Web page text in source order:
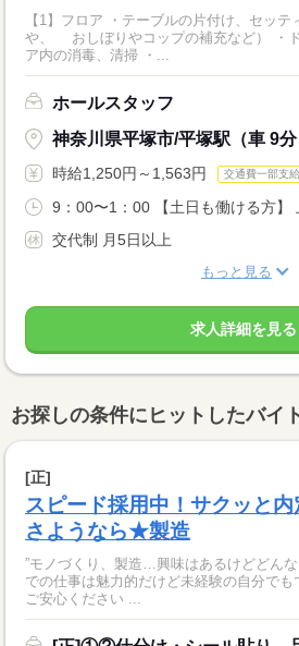
【1】フロア ・テーブルの片付け、セッ
や、 おしぼりやコップの補充など） ・
ア内の消毒、清掃 ・...
ホールスタッフ
神奈川県平塚市/平塚駅（車 9分
時給1,250円～1,563円 交通費一部支給
9：00〜1：00 【土日も働ける方】
交代制 月5日以上
もっと見る
求人詳細を見る
お探しの条件にヒットしたバイ
[正]
スピード採用中！サクッと
さようなら★製造
”モノづくり、製造…興味はあるけどどん
での仕事は魅力的だけど未経験の自分で
ご安心ください ...